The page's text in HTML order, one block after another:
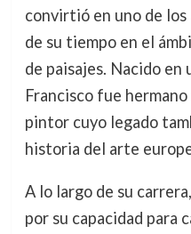
convirtió en uno de
de su tiempo en el
de paisajes. Nacido
Francisco fue
pintor cuyo legado
historia del arte
A lo largo de su
por su capacidad para